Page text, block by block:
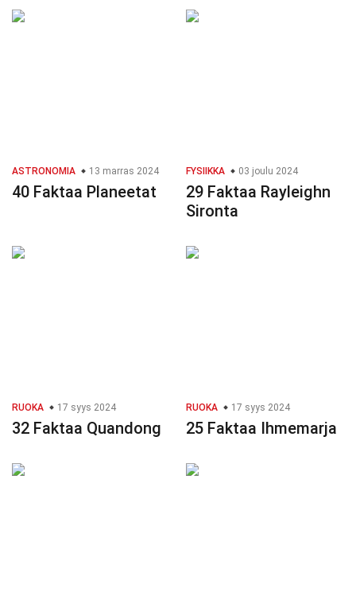
ASTRONOMIA 13 marras 2024
40 Faktaa Planeetat
FYSIIKKA 03 joulu 2024
29 Faktaa Rayleighn
Sironta
RUOKA 17 syys 2024
32 Faktaa Quandong
RUOKA 17 syys 2024
25 Faktaa Ihmemarja